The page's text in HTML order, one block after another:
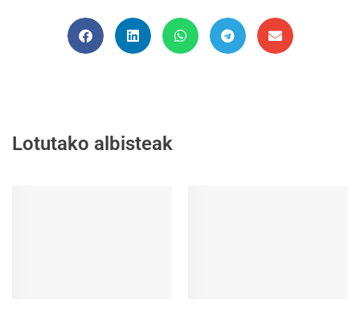
Lotutako albisteak